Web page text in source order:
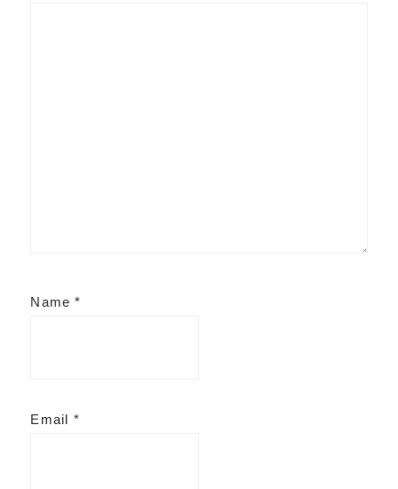
Name*
Email *